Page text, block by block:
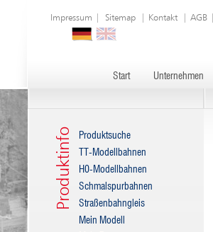
Impressum Sitemap Kontakt AGB
Start Unternehmen
Produktinfo
Produktsuche
TT-Modellbahnen
H0-Modellbahnen
Schmalspurbahnen
Straßenbahngleis
Mein Modell